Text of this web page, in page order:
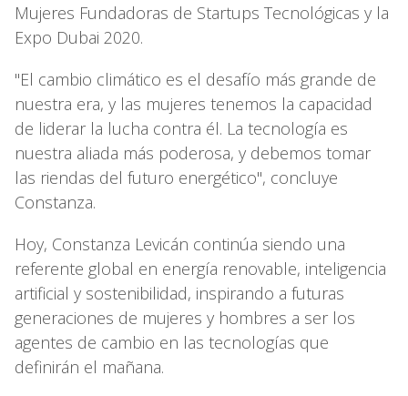
Mujeres Fundadoras de Startups Tecnológicas y la
Expo Dubai 2020.
"El cambio climático es el desafío más grande de
nuestra era, y las mujeres tenemos la capacidad
de liderar la lucha contra él. La tecnología es
nuestra aliada más poderosa, y debemos tomar
las riendas del futuro energético", concluye
Constanza.
Hoy, Constanza Levicán continúa siendo una
referente global en energía renovable, inteligencia
artificial y sostenibilidad, inspirando a futuras
generaciones de mujeres y hombres a ser los
agentes de cambio en las tecnologías que
definirán el mañana.